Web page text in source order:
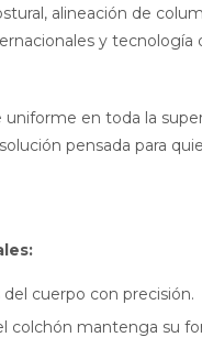
alineación de
y tecnología
en toda la
pensada para
cuerpo con precisión.
colchón mantenga su